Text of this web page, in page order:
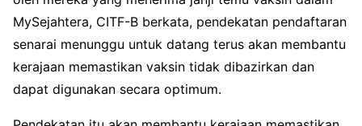
MySejahtera, CITF-B berkata, pendekatan pendaftaran
senarai menunggu untuk datang terus akan membantu
kerajaan memastikan vaksin tidak dibazirkan dan
dapat digunakan secara optimum.